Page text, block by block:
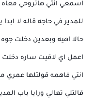
اسمعي انتي هاتروحي
للمدير في حاجه قاله لا
حالا اهيه وبعدين دخلت
اعمل اي لاقيت ساره دخلت
انتي فاهمه قولتلها
قالتلي تعالي ورايا باب